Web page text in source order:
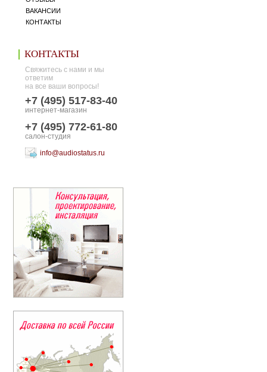
ВАКАНСИИ
КОНТАКТЫ
КОНТАКТЫ
Свяжитесь с нами и мы
ответим
на все ваши вопросы!
+7 (495) 517-83-40
интернет-магазин
+7 (495) 772-61-80
салон-студия
info@audiostatus.ru